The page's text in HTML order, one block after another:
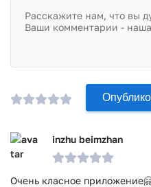
inzhu beimzhan
Очень класное